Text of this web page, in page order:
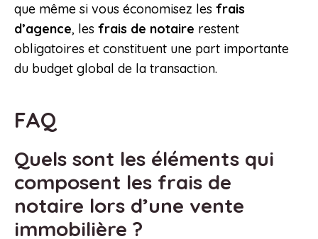
que même si vous économisez les frais
d’agence, les frais de notaire restent
obligatoires et constituent une part importante
du budget global de la transaction.
FAQ
Quels sont les éléments qui
composent les frais de
notaire lors d’une vente
immobilière ?